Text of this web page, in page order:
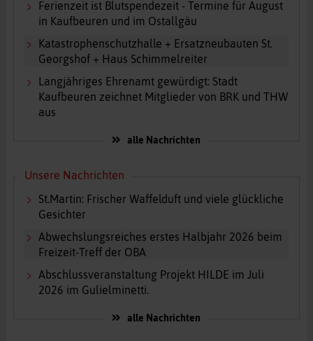
Ferienzeit ist Blutspendezeit - Termine für August
in Kaufbeuren und im Ostallgäu
Katastrophenschutzhalle + Ersatzneubauten St.
Georgshof + Haus Schimmelreiter
Langjähriges Ehrenamt gewürdigt: Stadt
Kaufbeuren zeichnet Mitglieder von BRK und THW
aus
alle Nachrichten
Unsere Nachrichten
St.Martin: Frischer Waffelduft und viele glückliche
Gesichter
Abwechslungsreiches erstes Halbjahr 2026 beim
Freizeit-Treff der OBA
Abschlussveranstaltung Projekt HILDE im Juli
2026 im Gulielminetti.
alle Nachrichten